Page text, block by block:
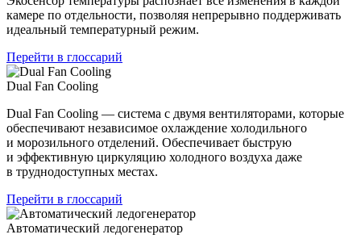
камере по отдельности, позволяя непрерывно поддерживать
идеальный температурный режим.
Перейти в глоссарий
Dual Fan Cooling
Dual Fan Cooling — система с двумя вентиляторами, которые
обеспечивают независимое охлаждение холодильного
и морозильного отделений. Обеспечивает быструю
и эффективную циркуляцию холодного воздуха даже
в труднодоступных местах.
Перейти в глоссарий
Автоматический ледогенератор